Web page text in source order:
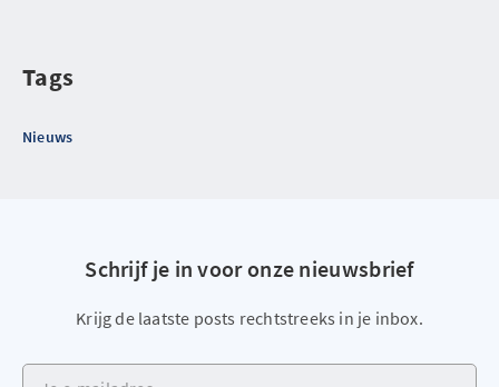
Tags
Nieuws
Schrijf je in voor onze nieuwsbrief
Krijg de laatste posts rechtstreeks in je inbox.
Je e-mailadres